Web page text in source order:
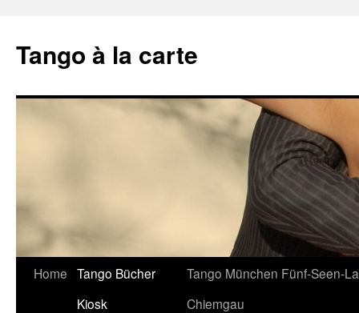
Tango à la carte
Skip
Home Tango Bücher
Kiosk
Tango München Fünf-Seen-
Chiemgau